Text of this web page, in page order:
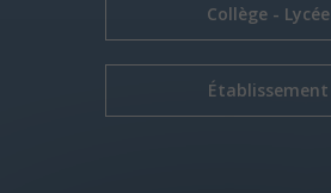
Collège - Lycée
Établissement